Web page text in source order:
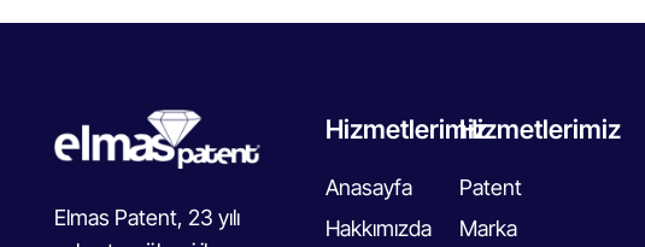
Elmas Patent, 23 yılı
Hizmetlerimiz
Anasayfa
Hakkımızda
Hizmetlerimiz
Patent
Marka